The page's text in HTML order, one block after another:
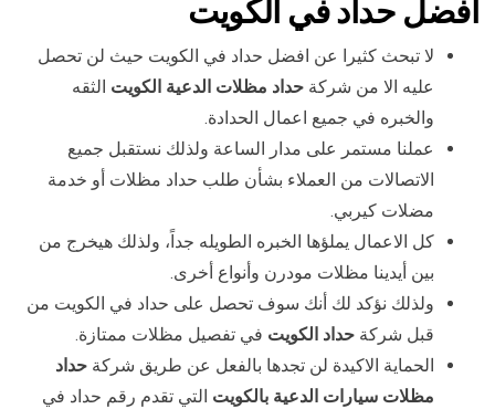
أفضل حداد في الكويت
لا تبحث كثيرا عن افضل حداد في الكويت حيث لن تحصل
عليه الا من شركة حداد مظلات الدعية الكويت الثقه
والخبره في جميع اعمال الحدادة.
عملنا مستمر على مدار الساعة ولذلك نستقبل جميع
الاتصالات من العملاء بشأن طلب حداد مظلات أو خدمة
مضلات كيربي.
كل الاعمال يملؤها الخبره الطويله جداً، ولذلك هيخرج من
بين أيدينا مظلات مودرن وأنواع أخرى.
ولذلك نؤكد لك أنك سوف تحصل على حداد في الكويت من
قبل شركة حداد الكويت في تفصيل مظلات ممتازة.
الحماية الاكيدة لن تجدها بالفعل عن طريق شركة حداد
مظلات سيارات الدعية بالكويت التي تقدم رقم حداد في